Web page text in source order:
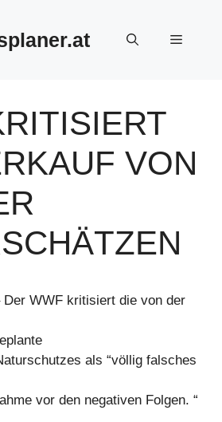
Menü
VON
WWF kritisiert die von der
als “völlig falsches
vor den negativen Folgen. “